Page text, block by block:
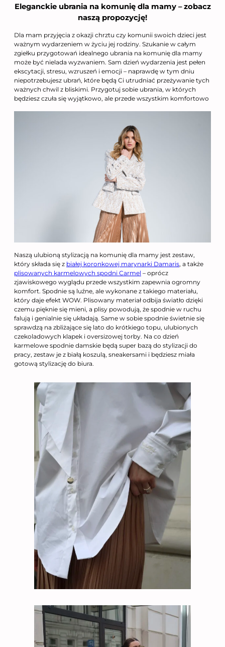
Eleganckie ubrania na komunię dla mamy – zobacz
naszą propozycję!
Dla mam przyjęcia z okazji chrztu czy komunii swoich dzieci jest
ważnym wydarzeniem w życiu jej rodziny. Szukanie w całym
zgiełku przygotowań idealnego ubrania na komunię dla mamy
może być nielada wyzwaniem. Sam dzień wydarzenia jest pełen
ekscytacji, stresu, wzruszeń i emocji – naprawdę w tym dniu
niepotrzebujesz ubrań, które będą Ci utrudniać przeżywanie tych
ważnych chwil z bliskimi. Przygotuj sobie ubrania, w których
będziesz czuła się wyjątkowo, ale przede wszystkim komfortowo
Naszą ulubioną stylizacją na komunię dla mamy jest zestaw,
który składa się z białej koronkowej marynarki Damaris, a także
plisowanych karmelowych spodni Carmel – oprócz
zjawiskowego wyglądu przede wszystkim zapewnia ogromny
komfort. Spodnie są luźne, ale wykonane z takiego materiału,
który daje efekt WOW. Plisowany materiał odbija światło dzięki
czemu pięknie się mieni, a plisy powodują, że spodnie w ruchu
falują i genialnie się układają. Same w sobie spodnie świetnie się
sprawdzą na zbliżające się lato do krótkiego topu, ulubionych
czekoladowych klapek i oversizowej torby. Na co dzień
karmelowe spodnie damskie będą super bazą do stylizacji do
pracy, zestaw je z białą koszulą, sneakersami i będziesz miała
gotową stylizację do biura.